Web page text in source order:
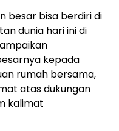
besar bisa berdiri di
dunia hari ini di
kepada
rumah bersama,
atas dukungan
kalimat